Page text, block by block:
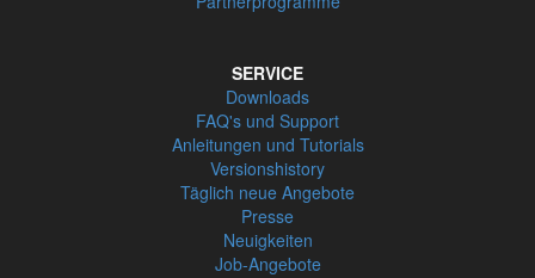
SERVICE
Downloads
FAQ's und Support
Anleitungen und Tutorials
Versionshistory
Täglich neue Angebote
Presse
Neuigkeiten
Job-Angebote